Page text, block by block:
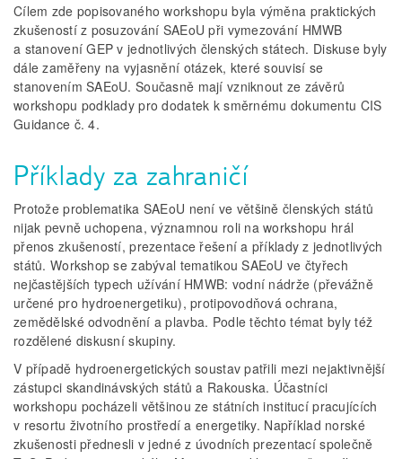
Cílem zde popisovaného workshopu byla výměna praktických
zkušeností z posuzování SAEoU při vymezování HMWB
a stanovení GEP v jednotlivých členských státech. Diskuse byly
dále zaměřeny na vyjasnění otázek, které souvisí se
stanovením SAEoU. Současně mají vzniknout ze závěrů
workshopu podklady pro dodatek k směrnému dokumentu CIS
Guidance č. 4.
Příklady za zahraničí
Protože problematika SAEoU není ve většině členských států
nijak pevně uchopena, významnou roli na workshopu hrál
přenos zkušeností, prezentace řešení a příklady z jednotlivých
států. Workshop se zabýval tematikou SAEoU ve čtyřech
nejčastějších typech užívání HMWB: vodní nádrže (převážně
určené pro hydroenergetiku), protipovodňová ochrana,
zemědělské odvodnění a plavba. Podle těchto témat byly též
rozdělené diskusní skupiny.
V případě hydroenergetických soustav patřili mezi nejaktivnější
zástupci skandinávských států a Rakouska. Účastníci
workshopu pocházeli většinou ze státních institucí pracujících
v resortu životního prostředí a energetiky. Například norské
zkušenosti přednesli v jedné z úvodních prezentací společně